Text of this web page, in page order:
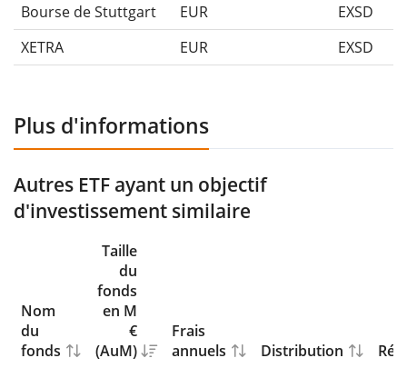
Bourse de Stuttgart
EUR
EXSD
XETRA
EUR EXSD
Plus d'informations
Autres ETF ayant un objectif
d'investissement similaire
Nom
du
fonds
Taille
du
fonds
en M
€
(AuM)
Frais
annuels
Distribution